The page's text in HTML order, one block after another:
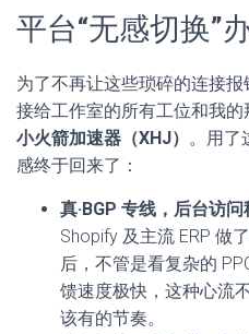
平台“无感切换”
为了不再让这些琐碎的连接
接给工作室的所有工位和我
小火箭加速器（XHJ） 。用了
感终于回来了：
真·BGP 专线，后台访问
Shopify 及主流 ERP 做
后，不管是看复杂的
馈速度极快，这种心流
该有的节奏。